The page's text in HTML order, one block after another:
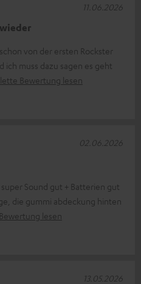
von der ersten Rockster
ich muss dazu sagen es geht
Bewertung lesen
11.06.2026
Sound gut + Batterien gut
die gummi abdeckung hinten
lesen
02.06.2026
13.05.2026